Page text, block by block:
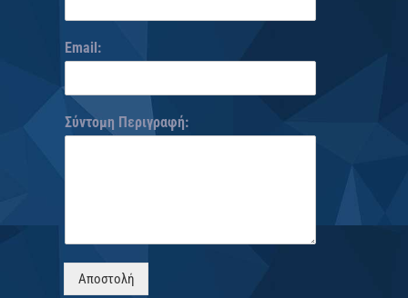
Email:
Σύντομη Περιγραφή:
Αποστολή